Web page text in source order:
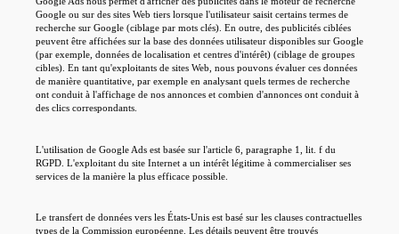
Google ou sur des sites Web tiers lorsque l'utilisateur saisit certains termes de
recherche sur Google (ciblage par mots clés). En outre, des publicités ciblées
peuvent être affichées sur la base des données utilisateur disponibles sur Google
(par exemple, données de localisation et centres d'intérêt) (ciblage de groupes
cibles). En tant qu'exploitants de sites Web, nous pouvons évaluer ces données
de manière quantitative, par exemple en analysant quels termes de recherche
ont conduit à l'affichage de nos annonces et combien d'annonces ont conduit à
des clics correspondants.
L'utilisation de Google Ads est basée sur l'article 6, paragraphe 1, lit. f du
RGPD. L'exploitant du site Internet a un intérêt légitime à commercialiser ses
services de la manière la plus efficace possible.
Le transfert de données vers les États-Unis est basé sur les clauses contractuelles
types de la Commission européenne. Les détails peuvent être trouvés